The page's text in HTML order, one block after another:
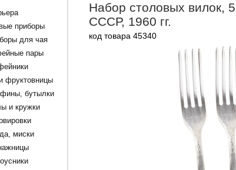
приборы
для чая
пары
фруктовницы
бутылки
и кружки
миски
Набор столовых вилок,
СССР, 1960 гг.
код товара 45340